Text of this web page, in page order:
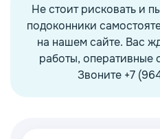
Не стоит рисковать и
подоконники
на нашем сайте. Вас
работы, оперативные
Звоните +7